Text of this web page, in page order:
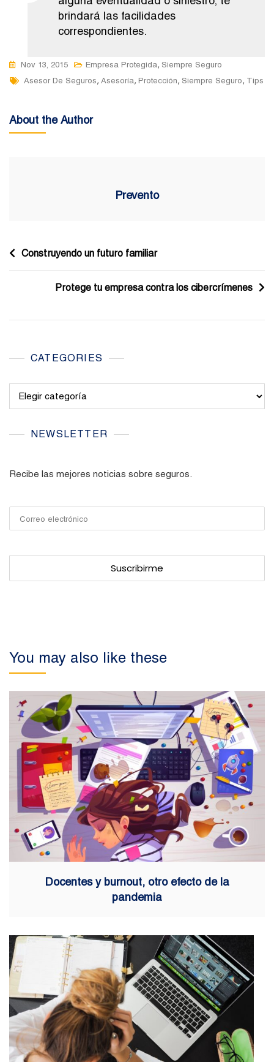
brindará las facilidades
correspondientes.
Nov 13, 2015 Empresa Protegida, Siempre Seguro
Tags
Asesor De Seguros, Asesoría, Protección, Siempre Seguro, Tips
About the Author
Prevento
Navegación
entradas
Construyendo un futuro familiar
Protege tu empresa contra los cibercrímenes
CATEGORIES
NEWSLETTER
Recibe las mejores noticias sobre seguros.
You may also like these
Docentes y burnout, otro efecto de la
pandemia